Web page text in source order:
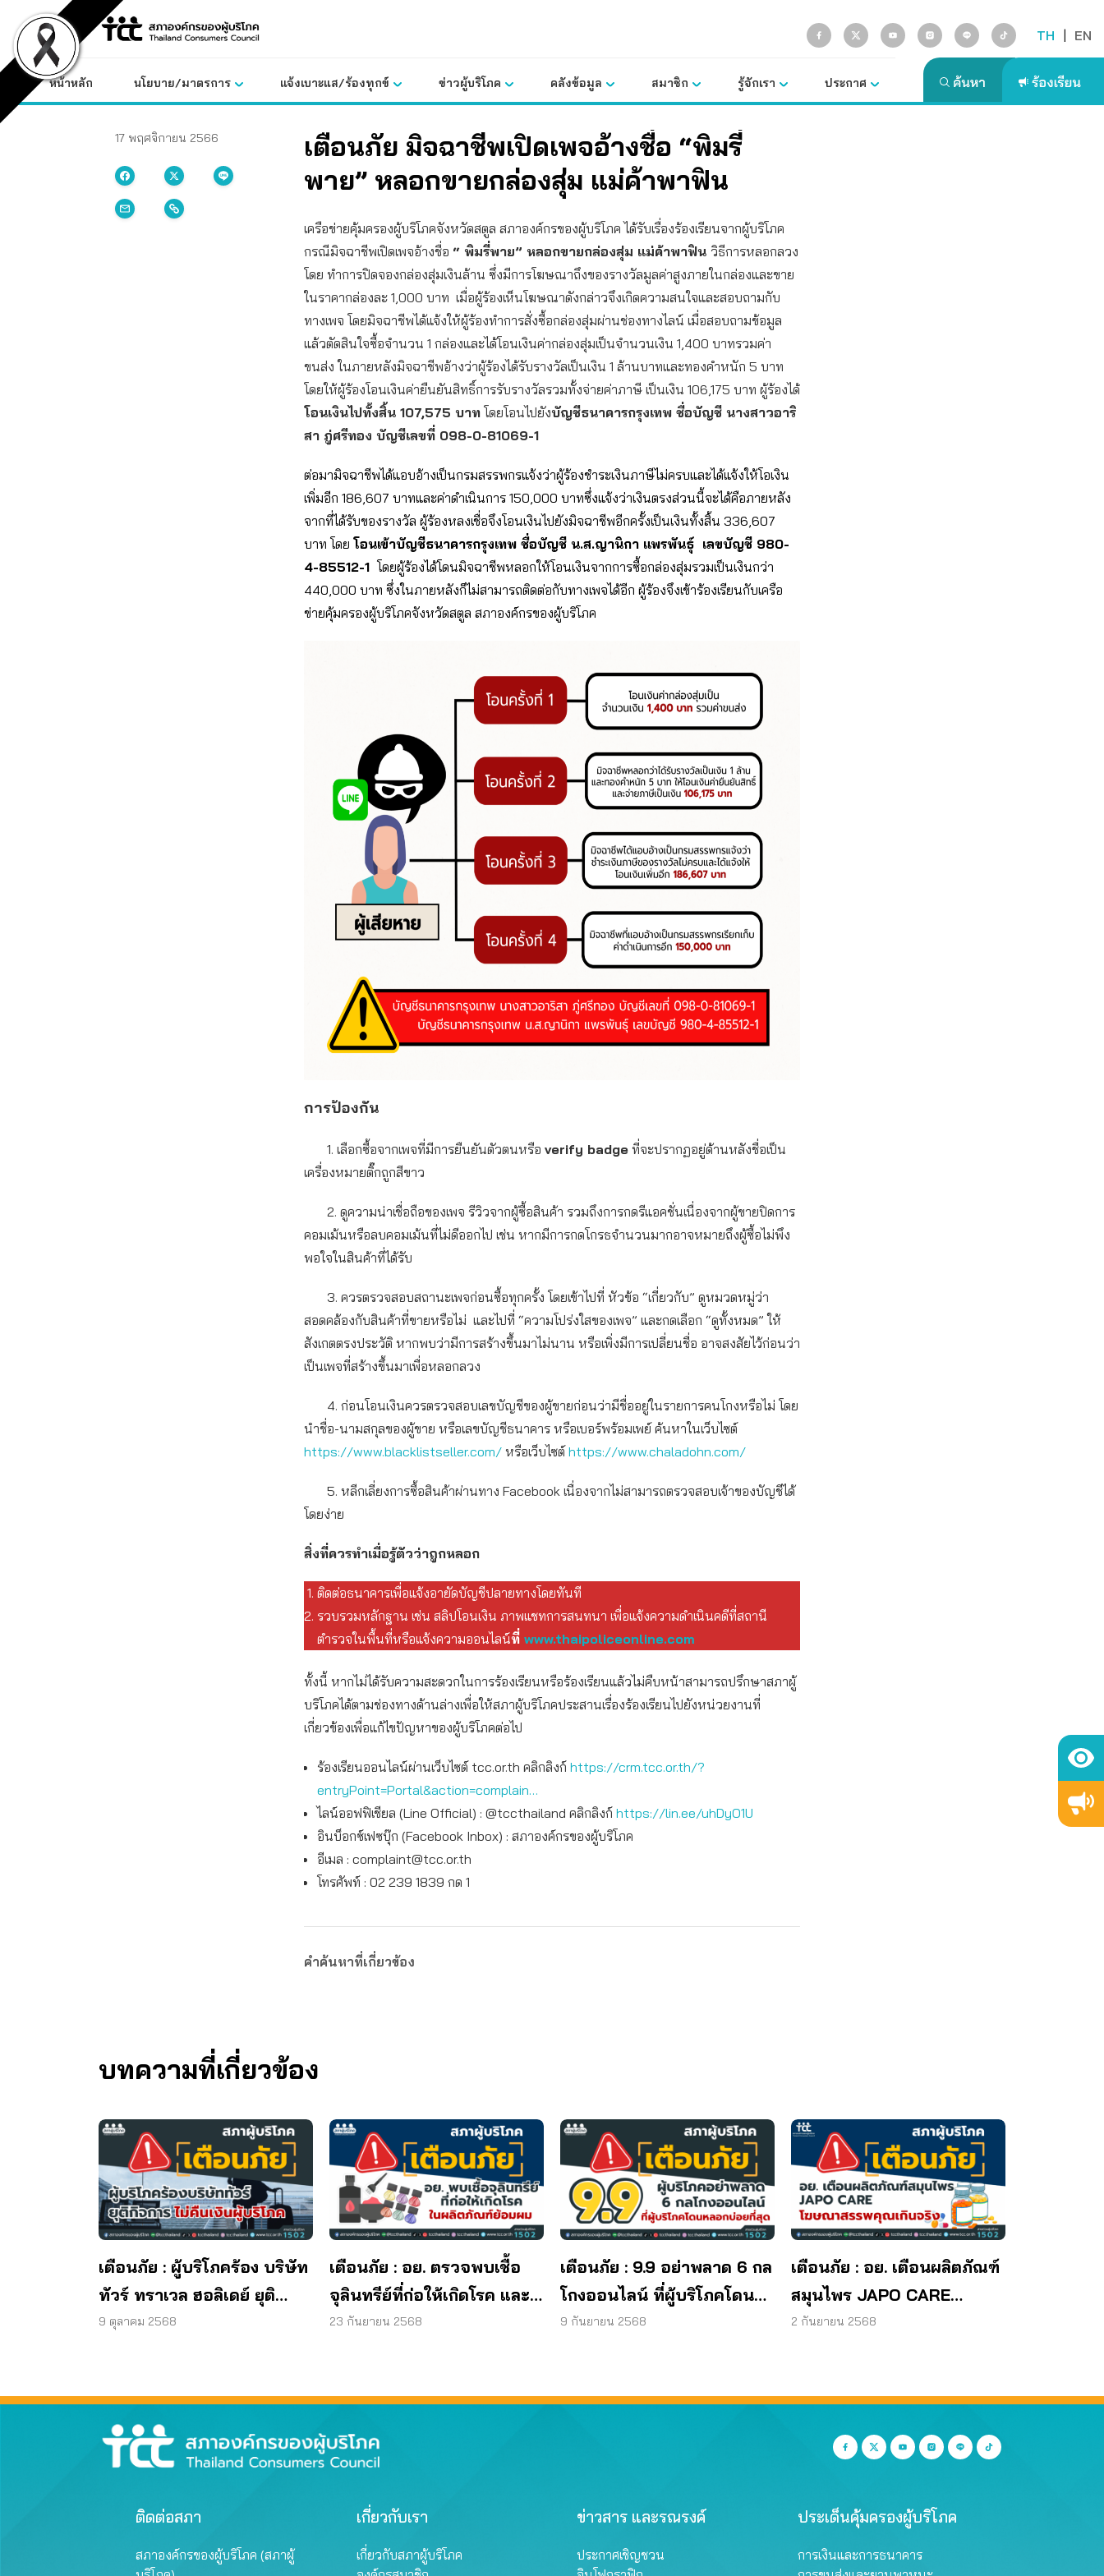
content
TH | EN
หน้าหลัก นโยบาย/มาตรการ แจ้งเบาะแส/ร้องทุกข์ ข่าวผู้บริโภค คลังข้อมูล สมาชิก รู้จักเรา ประกาศ
17 พฤศจิกายน 2566
เตือนภัย มิจฉาชีพเปิดเพจอ้างชื่อ “พิมรี่
พาย” หลอกขายกล่องสุ่ม แม่ค้าพาฟิน
เครือข่ายคุ้มครองผู้บริโภคจังหวัดสตูล สภาองค์กรของผู้บริโภค ได้รับเรื่องร้องเรียนจากผู้บริโภค
กรณีมิจฉาชีพเปิดเพจอ้างชื่อ “ พิมรี่พาย” หลอกขายกล่องสุ่ม แม่ค้าพาฟิน วิธีการหลอกลวง
โดย ทำการปิดจองกล่องสุ่มเงินล้าน ซึ่งมีการโฆษณาถึงของรางวัลมูลค่าสูงภายในกล่องและขาย
ในราคากล่องละ 1,000 บาท เมื่อผู้ร้องเห็นโฆษณาดังกล่าวจึงเกิดความสนใจและสอบถามกับ
ทางเพจ โดยมิจฉาชีพได้แจ้งให้ผู้ร้องทำการสั่งซื้อกล่องสุ่มผ่านช่องทางไลน์ เมื่อสอบถามข้อมูล
แล้วตัดสินใจซื้อจำนวน 1 กล่องและได้โอนเงินค่ากล่องสุ่มเป็นจำนวนเงิน 1,400 บาทรวมค่า
ขนส่ง ในภายหลังมิจฉาชีพอ้างว่าผู้ร้องได้รับรางวัลเป็นเงิน 1 ล้านบาทและทองคำหนัก 5 บาท
โดยให้ผู้ร้องโอนเงินค่ายืนยันสิทธิ์การรับรางวัลรวมทั้งจ่ายค่าภาษี เป็นเงิน 106,175 บาท ผู้ร้องได้
โอนเงินไปทั้งสิ้น 107,575 บาท โดยโอนไปยังบัญชีธนาคารกรุงเทพ ชื่อบัญชี นางสาวอาริ
สา ภู่ศรีทอง บัญชีเลขที่ 098-0-81069-1
ต่อมามิจฉาชีพได้แอบอ้างเป็นกรมสรรพกรแจ้งว่าผู้ร้องชำระเงินภาษีไม่ครบและได้แจ้งให้โอเงิน
เพิ่มอีก 186,607 บาทและค่าดำเนินการ 150,000 บาทซึ่งแจ้งว่าเงินตรงส่วนนี้จะได้คือภายหลัง
จากที่ได้รับของรางวัล ผู้ร้องหลงเชื่อจึงโอนเงินไปยังมิจฉาชีพอีกครั้งเป็นเงินทั้งสิ้น 336,607
บาท โดย โอนเข้าบัญชีธนาคารกรุงเทพ ชื่อบัญชี น.ส.ญานิกา แพรพันธุ์ เลขบัญชี 980-
4-85512-1 โดยผู้ร้องได้โดนมิจฉาชีพหลอกให้โอนเงินจากการซื้อกล่องสุ่มรวมเป็นเงินกว่า
440,000 บาท ซึ่งในภายหลังก็ไม่สามารถติดต่อกับทางเพจได้อีก ผู้ร้องจึงเข้าร้องเรียนกับเครือ
ข่ายคุ้มครองผู้บริโภคจังหวัดสตูล สภาองค์กรของผู้บริโภค
การป้องกัน
1. เลือกซื้อจากเพจที่มีการยืนยันตัวตนหรือ verify badge ที่จะปรากฏอยู่ด้านหลังชื่อเป็น
เครื่องหมายติ๊กถูกสีขาว
2. ดูความน่าเชื่อถือของเพจ รีวิวจากผู้ซื้อสินค้า รวมถึงการกดรีแอคชั่นเนื่องจากผู้ขายปิดการ
คอมเม้นหรือลบคอมเม้นที่ไม่ดีออกไป เช่น หากมีการกดโกรธจำนวนมากอาจหมายถึงผู้ซื้อไม่พึง
พอใจในสินค้าที่ได้รับ
3. ควรตรวจสอบสถานะเพจก่อนซื้อทุกครั้ง โดยเข้าไปที่ หัวข้อ “เกี่ยวกับ” ดูหมวดหมู่ว่า
สอดคล้องกับสินค้าที่ขายหรือไม่ และไปที่ “ความโปร่งใสของเพจ” และกดเลือก “ดูทั้งหมด” ให้
สังเกตตรงประวัติ หากพบว่ามีการสร้างขึ้นมาไม่นาน หรือเพิ่งมีการเปลี่ยนชื่อ อาจสงสัยไว้ก่อนว่า
เป็นเพจที่สร้างขึ้นมาเพื่อหลอกลวง
4. ก่อนโอนเงินควรตรวจสอบเลขบัญชีของผู้ขายก่อนว่ามีชื่ออยู่ในรายการคนโกงหรือไม่ โดย
นำชื่อ-นามสกุลของผู้ขาย หรือเลขบัญชีธนาคาร หรือเบอร์พร้อมเพย์ ค้นหาในเว็บไซต์
https://www.blacklistseller.com/ หรือเว็บไซต์ https://www.chaladohn.com/
5. หลีกเลี่ยงการซื้อสินค้าผ่านทาง Facebook เนื่องจากไม่สามารถตรวจสอบเจ้าของบัญชีได้
โดยง่าย
สิ่งที่ควรทำเมื่อรู้ตัวว่าถูกหลอก
ติดต่อธนาคารเพื่อแจ้งอายัดบัญชีปลายทางโดยทันที
รวบรวมหลักฐาน เช่น สลิปโอนเงิน ภาพแชทการสนทนา เพื่อแจ้งความดำเนินคดีที่สถานี
ตำรวจในพื้นที่หรือแจ้งความออนไลน์ที่ www.thaipoliceonline.com
ทั้งนี้ หากไม่ได้รับความสะดวกในการร้องเรียนหรือร้องเรียนแล้วไม่คืบหน้าสามารถปรึกษาสภาผู้
บริโภคได้ตามช่องทางด้านล่างเพื่อให้สภาผู้บริโภคประสานเรื่องร้องเรียนไปยังหน่วยงานที่
เกี่ยวข้องเพื่อแก้ไขปัญหาของผู้บริโภคต่อไป
ร้องเรียนออนไลน์ผ่านเว็บไซต์ tcc.or.th คลิกลิงก์ https://crm.tcc.or.th/?
entryPoint=Portal&action=complain…
ไลน์ออฟฟิเชียล (Line Official) : @tccthailand คลิกลิงก์ https://lin.ee/uhDyO1U
อินบ็อกซ์เฟซบุ๊ก (Facebook Inbox) : สภาองค์กรของผู้บริโภค
อีเมล : complaint@tcc.or.th
โทรศัพท์ : 02 239 1839 กด 1
คำค้นหาที่เกี่ยวข้อง
บทความที่เกี่ยวข้อง
เตือนภัย : ผู้บริโภคร้อง บริษัท
ทัวร์ ทราเวล ฮอลิเดย์ ยุติ
กิจการ ไม่คืนเงินผู้บริโภค
9 ตุลาคม 2568
เตือนภัย : อย. ตรวจพบเชื้อ
จุลินทรีย์ที่ก่อให้เกิดโรค และ
พบแบคทีเรีย ยีสต์ และรา เกิน
23 กันยายน 2568
เตือนภัย : 9.9 อย่าพลาด 6 กล
โกงออนไลน์ ที่ผู้บริโภคโดน
หลอกบ่อยที่สุด
9 กันยายน 2568
เตือนภัย : อย. เตือนผลิตภัณฑ์
สมุนไพร JAPO CARE
โฆษณาสรรพคุณเกินจริง
2 กันยายน 2568
ติดต่อสภา
สภาองค์กรของผู้บริโภค (สภาผู้
เกี่ยวกับเรา
เกี่ยวกับสภาผู้บริโภค
ข่าวสาร และรณรงค์
ประกาศเชิญชวน
ประเด็นคุ้มครองผู้บริโภค
การเงินและการธนาคาร